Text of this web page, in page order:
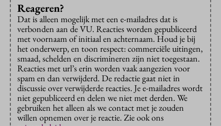
Reageren?
Dat is alleen mogelijk met een e-mailadres dat is
verbonden aan de VU. Reacties worden gepubliceerd
met voornaam of initiaal en achternaam. Houd je bij
het onderwerp, en toon respect: commerciële uitingen,
smaad, schelden en discrimineren zijn niet toegestaan.
Reacties met url’s erin worden vaak aangezien voor
spam en dan verwijderd. De redactie gaat niet in
discussie over verwijderde reacties. Je e-mailadres wordt
niet gepubliceerd en delen we niet met derden. We
gebruiken het alleen als we contact met je zouden
willen opnemen over je reactie. Zie ook ons